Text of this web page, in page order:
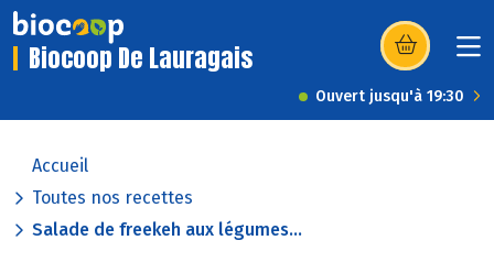
Biocoop De Lauragais (s’ouvre dans
Ouvert jusqu'à 19:30
Accueil
Toutes nos recettes
Salade de freekeh aux légumes...